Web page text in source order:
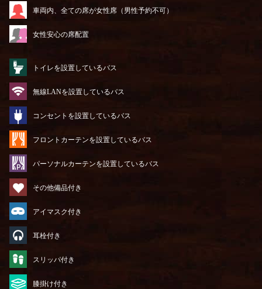
車両内、全ての席が女性席（男性予約不可）
女性安心の席配置
トイレを設置しているバス
無線LANを設置しているバス
コンセントを設置しているバス
フロントカーテンを設置しているバス
パーソナルカーテンを設置しているバス
その他備品付き
アイマスク付き
耳栓付き
スリッパ付き
膝掛け付き